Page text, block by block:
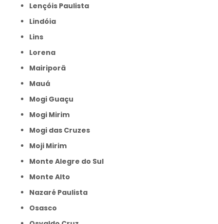
Lençóis Paulista
Lindóia
Lins
Lorena
Mairiporã
Mauá
Mogi Guaçu
Mogi Mirim
Mogi das Cruzes
Moji Mirim
Monte Alegre do Sul
Monte Alto
Nazaré Paulista
Osasco